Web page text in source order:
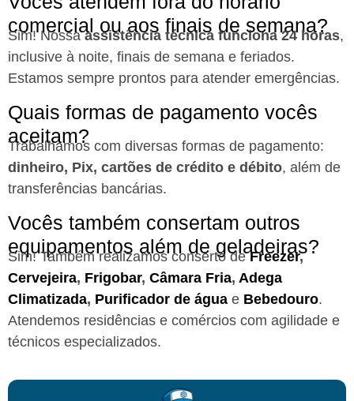
comercial ou aos finais de semana?
Sim! Nossaassistência técnica funciona 24 horas,
inclusive à noite, finais de semana e feriados.
Estamos sempre prontos para atender emergências.
Quais formas de pagamento vocês
aceitam?
Trabalhamos com diversas formas de pagamento:
dinheiro, Pix, cartões de crédito e débito, além de
transferências bancárias.
Vocês também consertam outros
equipamentos além de geladeiras?
Sim! Também realizamos conserto deFreezer,
Cervejeira, Frigobar, Câmara Fria, Adega
Climatizada, Purificador de água e Bebedouro.
Atendemos residências e comércios com agilidade e
técnicos especializados.